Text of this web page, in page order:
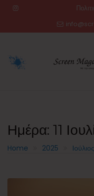
Ημέρα: 11
Home 2025 Ιούλιος